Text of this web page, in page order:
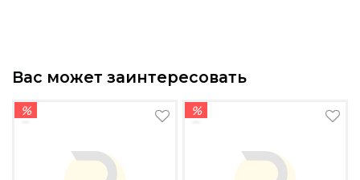
Вас может заинтересовать
% %